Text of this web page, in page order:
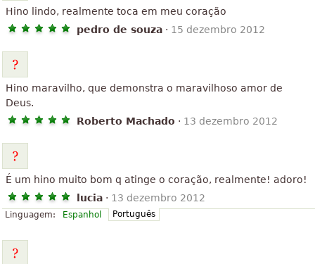
Hino lindo, realmente toca em meu coração
pedro de souza · 15 dezembro 2012
Hino maravilho, que demonstra o maravilhoso amor de
Deus.
Roberto Machado · 13 dezembro 2012
É um hino muito bom q atinge o coração, realmente! adoro!
lucia · 13 dezembro 2012
Linguagem: Espanhol Português